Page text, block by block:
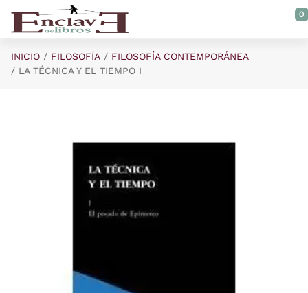
Saltar al contenido principal
0
INICIO FILOSOFÍA
FILOSOFÍA CONTEMPORÁNEA
LA TÉCNICA Y EL TIEMPO I